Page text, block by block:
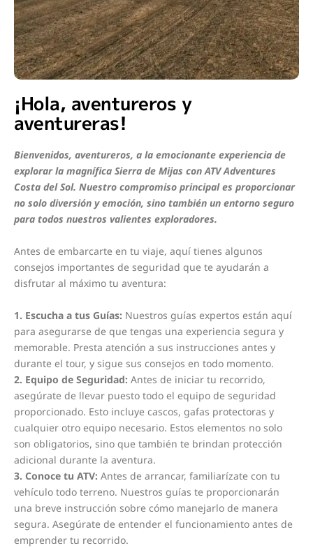
¡Hola, aventureros y
aventureras!
Bienvenidos, aventureros, a la emocionante experiencia de
explorar la magnífica Sierra de Mijas con ATV Adventures
Costa del Sol. Nuestro compromiso principal es proporcionar
no solo diversión y emoción, sino también un entorno seguro
para todos nuestros valientes exploradores.
Antes de embarcarte en tu viaje, aquí tienes algunos
consejos importantes de seguridad que te ayudarán a
disfrutar al máximo tu aventura:
1. Escucha a tus Guías: Nuestros guías expertos están aquí
para asegurarse de que tengas una experiencia segura y
memorable. Presta atención a sus instrucciones antes y
durante el tour, y sigue sus consejos en todo momento.
2. Equipo de Seguridad: Antes de iniciar tu recorrido,
asegúrate de llevar puesto todo el equipo de seguridad
proporcionado. Esto incluye cascos, gafas protectoras y
cualquier otro equipo necesario. Estos elementos no solo
son obligatorios, sino que también te brindan protección
adicional durante la aventura.
3. Conoce tu ATV: Antes de arrancar, familiarízate con tu
vehículo todo terreno. Nuestros guías te proporcionarán
una breve instrucción sobre cómo manejarlo de manera
segura. Asegúrate de entender el funcionamiento antes de
emprender tu recorrido.